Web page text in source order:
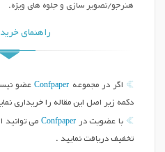
هنرجو/تصویر سازی و جلوه های ویژه.
راهنمای
اگر در مجموعه Confpaperعضو
دکمه زیر اصل این مقاله را خریداری
با عضویت در Confpaperمی توانید
تخفیف دریافت نمایید .